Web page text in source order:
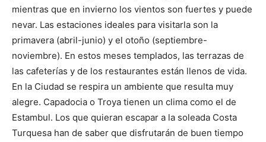
mientras que en invierno los vientos son fuertes y puede
nevar. Las estaciones ideales para visitarla son la
primavera (abril-junio) y el otoño (septiembre-
noviembre). En estos meses templados, las terrazas de
las cafeterías y de los restaurantes están llenos de vida.
En la Ciudad se respira un ambiente que resulta muy
alegre. Capadocia o Troya tienen un clima como el de
Estambul. Los que quieran escapar a la soleada Costa
Turquesa han de saber que disfrutarán de buen tiempo